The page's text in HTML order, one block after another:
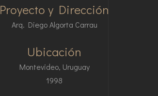
Proyecto y Dirección
Arq. Diego Algorta Carrau
Ubicación
Montevideo, Uruguay
1998